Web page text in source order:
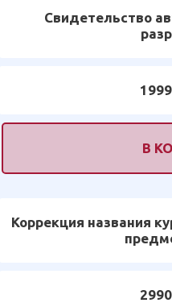
Свидетельство
В
Коррекция названия